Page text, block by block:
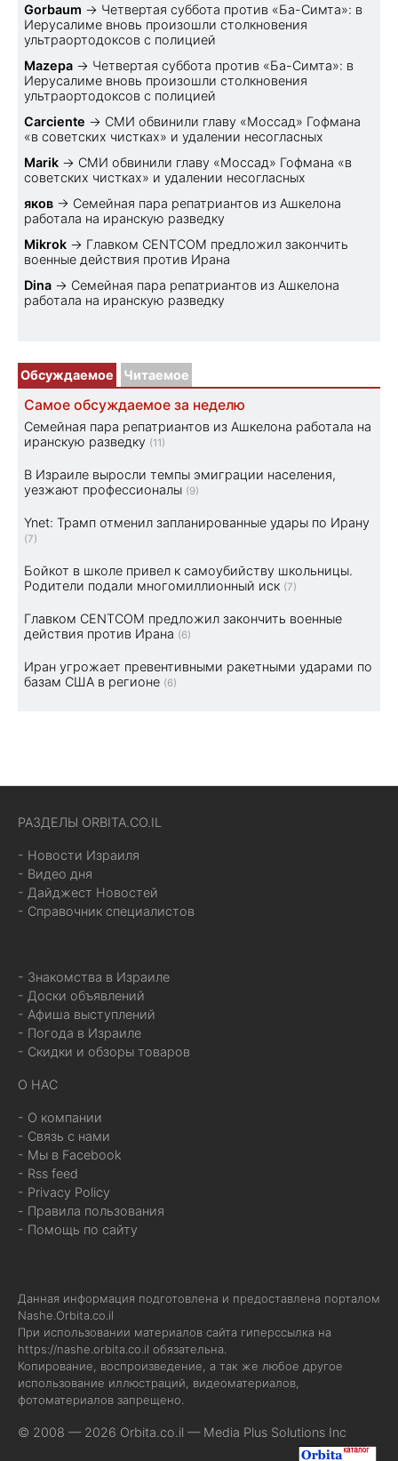
Gorbaum → Четвертая суббота против «Ба-Симта»: в
Иерусалиме вновь произошли столкновения
ультраортодоксов с полицией
Mazepa → Четвертая суббота против «Ба-Симта»: в
Иерусалиме вновь произошли столкновения
ультраортодоксов с полицией
Carciente → СМИ обвинили главу «Моссад» Гофмана
«в советских чистках» и удалении несогласных
Marik → СМИ обвинили главу «Моссад» Гофмана «в
советских чистках» и удалении несогласных
яков → Семейная пара репатриантов из Ашкелона
работала на иранскую разведку
Mikrok → Главком CENTCOM предложил закончить
военные действия против Ирана
Dina → Семейная пара репатриантов из Ашкелона
работала на иранскую разведку
Обсуждаемое Читаемое
Самое обсуждаемое за неделю
Семейная пара репатриантов из Ашкелона работала на
иранскую разведку (11)
В Израиле выросли темпы эмиграции населения,
уезжают профессионалы (9)
Ynet: Трамп отменил запланированные удары по Ирану
(7)
Бойкот в школе привел к самоубийству школьницы.
Родители подали многомиллионный иск (7)
Главком CENTCOM предложил закончить военные
действия против Ирана (6)
Иран угрожает превентивными ракетными ударами по
базам США в регионе (6)
РАЗДЕЛЫ ORBITA.CO.IL
- Новости Израиля
- Видео дня
- Дайджест Новостей
- Справочник специалистов
- Знакомства в Израиле
- Доски объявлений
- Афиша выступлений
- Погода в Израиле
- Скидки и обзоры товаров
О НАС
- О компании
- Связь с нами
- Мы в Facebook
- Rss feed
- Privacy Policy
- Правила пользования
- Помощь по сайту
Данная информация подготовлена и предоставлена порталом
Nashe.Orbita.co.il
При использовании материалов сайта гиперссылка на
https://nashe.orbita.co.il обязательна.
Копирование, воспроизведение, а так же любое другое
использование иллюстраций, видеоматериалов,
фотоматериалов запрещено.
© 2008 — 2026 Orbita.co.il — Media Plus Solutions Inc